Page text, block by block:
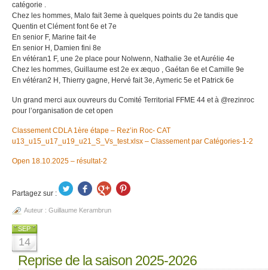
catégorie .
Chez les hommes, Malo fait 3eme à quelques points du 2e tandis que
Quentin et Clément font 6e et 7e
En senior F, Marine fait 4e
En senior H, Damien fini 8e
En vétéran1 F, une 2e place pour Nolwenn, Nathalie 3e et Aurélie 4e
Chez les hommes, Guillaume est 2e ex æquo , Gaétan 6e et Camille 9e
En vétéran2 H, Thierry gagne, Hervé fait 3e, Aymeric 5e et Patrick 6e
Un grand merci aux ouvreurs du Comité Territorial FFME 44 et à @rezinroc
pour l’organisation de cet open
Classement CDLA 1ère étape – Rez’in Roc- CAT
u13_u15_u17_u19_u21_S_Vs_test.xlsx – Classement par Catégories-1-2
Open 18.10.2025 – résultat-2
Partagez sur :
Auteur : Guillaume Kerambrun
SEP
14
Reprise de la saison 2025-2026